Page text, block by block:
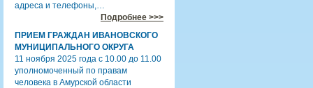
адреса и телефоны,…
Подробнее >>>
ПРИЕМ ГРАЖДАН ИВАНОВСКОГО
МУНИЦИПАЛЬНОГО ОКРУГА
11 ноября 2025 года с 10.00 до 11.00
уполномоченный по правам
человека в Амурской области